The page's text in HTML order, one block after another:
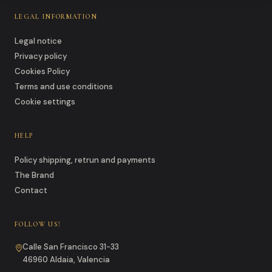
LEGAL INFORMATION
Legal notice
Privacy policy
Cookies Policy
Terms and use conditions
Cookie settings
HELP
Policy shipping, retrun and payments
The Brand
Contact
FOLLOW US!
Calle San Francisco 31-33
46960 Aldaia, Valencia